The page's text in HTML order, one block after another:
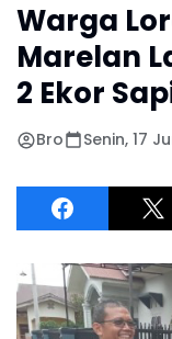
Warga
Marelan
2 Ekor
Bro Senin, 17